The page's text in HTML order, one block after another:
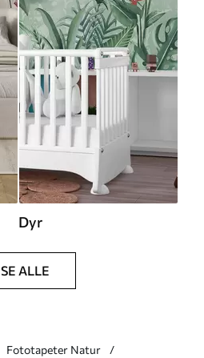
Dyr
SE ALLE
Fototapeter Natur